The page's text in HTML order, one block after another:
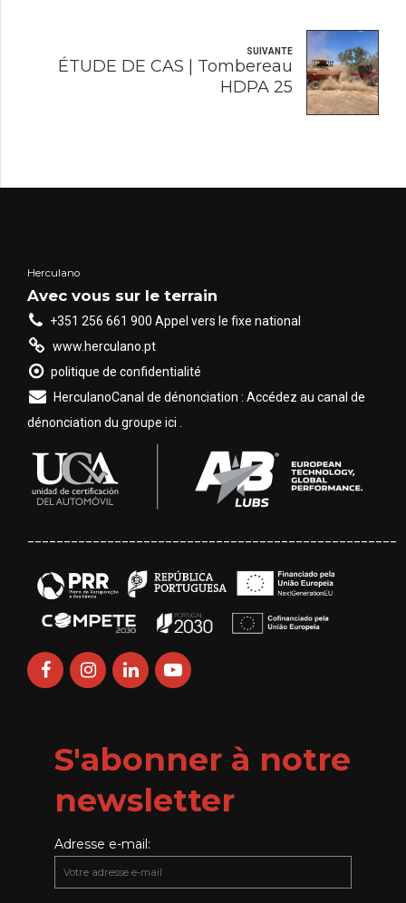
SUIVANTE
ÉTUDE DE CAS | Tombereau
HDPA 25
Herculano
Avec vous sur le terrain
+351 256 661 900 Appel vers le fixe national
www.herculano.pt
politique de confidentialité
HerculanoCanal de dénonciation : Accédez au canal de
dénonciation du groupe ici .
S'abonner à notre
newsletter
Adresse e-mail: